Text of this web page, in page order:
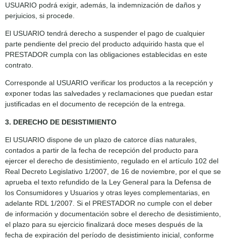
USUARIO podrá exigir, además, la indemnización de daños y
perjuicios, si procede.
El USUARIO tendrá derecho a suspender el pago de cualquier
parte pendiente del precio del producto adquirido hasta que el
PRESTADOR cumpla con las obligaciones establecidas en este
contrato.
Corresponde al USUARIO verificar los productos a la recepción y
exponer todas las salvedades y reclamaciones que puedan estar
justificadas en el documento de recepción de la entrega.
3. DERECHO DE DESISTIMIENTO
El USUARIO dispone de un plazo de catorce días naturales,
contados a partir de la fecha de recepción del producto para
ejercer el derecho de desistimiento, regulado en el artículo 102 del
Real Decreto Legislativo 1/2007, de 16 de noviembre, por el que se
aprueba el texto refundido de la Ley General para la Defensa de
los Consumidores y Usuarios y otras leyes complementarias, en
adelante RDL 1/2007. Si el PRESTADOR no cumple con el deber
de información y documentación sobre el derecho de desistimiento,
el plazo para su ejercicio finalizará doce meses después de la
fecha de expiración del período de desistimiento inicial, conforme